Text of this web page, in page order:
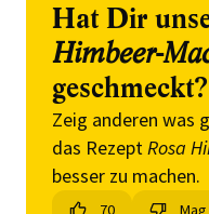
Hat Dir
Himbeer-
geschmeckt?
Zeig anderen was
das RezeptRosa
besser zu machen.
70